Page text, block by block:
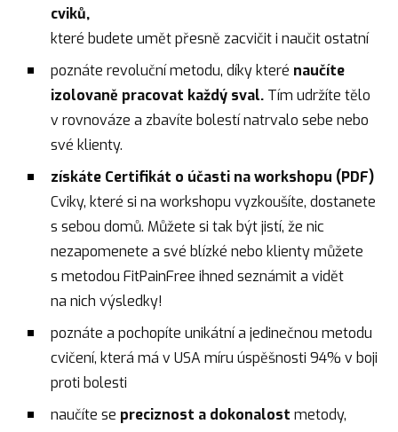
cviků,
které budete umět přesně zacvičit i naučit ostatní
poznáte revoluční metodu, díky které naučíte
izolovaně pracovat každý sval. Tím udržíte tělo
v rovnováze a zbavíte bolestí natrvalo sebe nebo
své klienty.
získáte Certifikát o účasti na workshopu (PDF)
Cviky, které si na workshopu vyzkoušíte, dostanete
s sebou domů. Můžete si tak být jistí, že nic
nezapomenete a své blízké nebo klienty můžete
s metodou FitPainFree ihned seznámit a vidět
na nich výsledky!
poznáte a pochopíte unikátní a jedinečnou metodu
cvičení, která má v USA míru úspěšnosti 94% v boji
proti bolesti
naučíte se preciznost a dokonalost metody,